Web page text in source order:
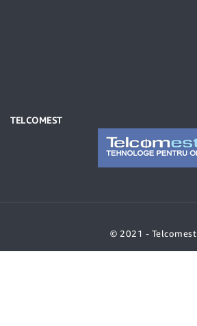
TELCOMEST
© 2021 - Telcomest